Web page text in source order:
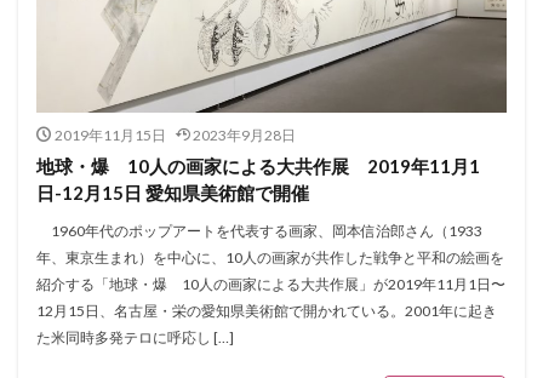
2019年11月15日 2023年9月28日
地球・爆 10人の画家による大共作展 2019年11月1
日-12月15日 愛知県美術館で開催
1960年代のポップアートを代表する画家、岡本信治郎さん（1933
年、東京生まれ）を中心に、10人の画家が共作した戦争と平和の絵画を
紹介する「地球・爆 10人の画家による大共作展」が2019年11月1日〜
12月15日、名古屋・栄の愛知県美術館で開かれている。2001年に起き
た米同時多発テロに呼応し […]